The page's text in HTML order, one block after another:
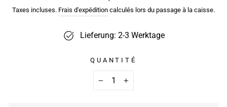
régulier
Taxes incluses. Frais d'expédition calculés lors du passage à la caisse.
Lieferung: 2-3 Werktage
QUANTITÉ
+